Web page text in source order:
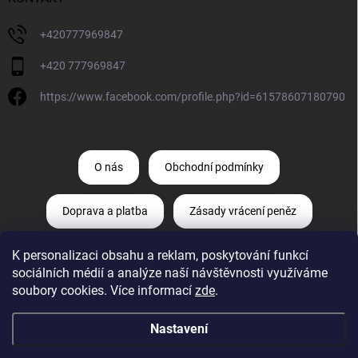
K personalizaci obsahu a reklam, poskytování funkcí
sociálních médií a analýze naší návštěvnosti využíváme
soubory cookies. Více informací zde.
Nastavení
+420777969847
+420 777969847
https://www.facebook.com/profile.php?id=61578607180790
O nás Obchodní podmínky
Doprava a platba Zásady vrácení peněz
Zásady ochrany osobních údajů
Odstoupení od smlouvy Reklamace